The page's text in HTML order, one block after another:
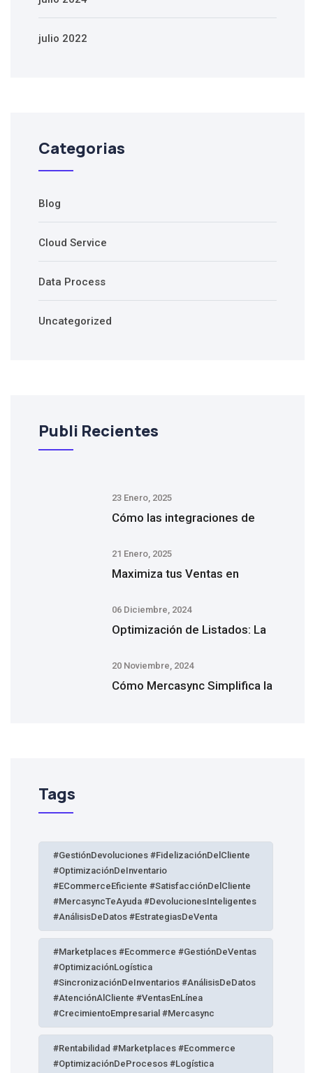
julio 2022
Categorias
Blog
Cloud Service
Data Process
Uncategorized
Publi Recientes
23 Enero, 2025
Cómo las integraciones de
21 Enero, 2025
Maximiza tus Ventas en
06 Diciembre, 2024
Optimización de Listados: La
20 Noviembre, 2024
Cómo Mercasync Simplifica la
Tags
#GestiónDevoluciones #FidelizaciónDelCliente
#OptimizaciónDeInventario
#eCommerceEficiente #SatisfacciónDelCliente
#MercasyncTeAyuda #DevolucionesInteligentes
#AnálisisDeDatos #EstrategiasDeVenta
#Marketplaces #Ecommerce #GestiónDeVentas
#OptimizaciónLogística
#SincronizaciónDeInventarios #AnálisisDeDatos
#AtenciónAlCliente #VentasEnLínea
#CrecimientoEmpresarial #Mercasync
#Rentabilidad #Marketplaces #Ecommerce
#OptimizaciónDeProcesos #Logística